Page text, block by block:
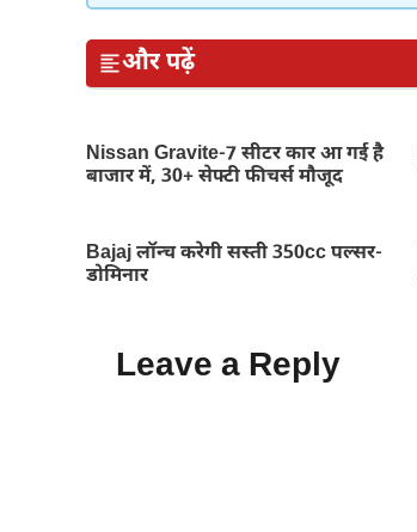
और पढ़ें
Nissan Gravite-7 सीटर कार आ गई है
बाजार में, 30+ सेफ्टी फीचर्स मौजूद
Bajaj लॉन्च करेगी सस्ती 350cc पल्सर-
डोमिनार
Leave a Reply